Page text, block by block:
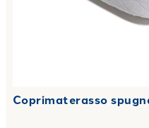
Coprimaterasso